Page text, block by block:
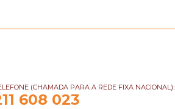
(CHAMADA PARA A REDE FIXA NACIONAL):
608 023